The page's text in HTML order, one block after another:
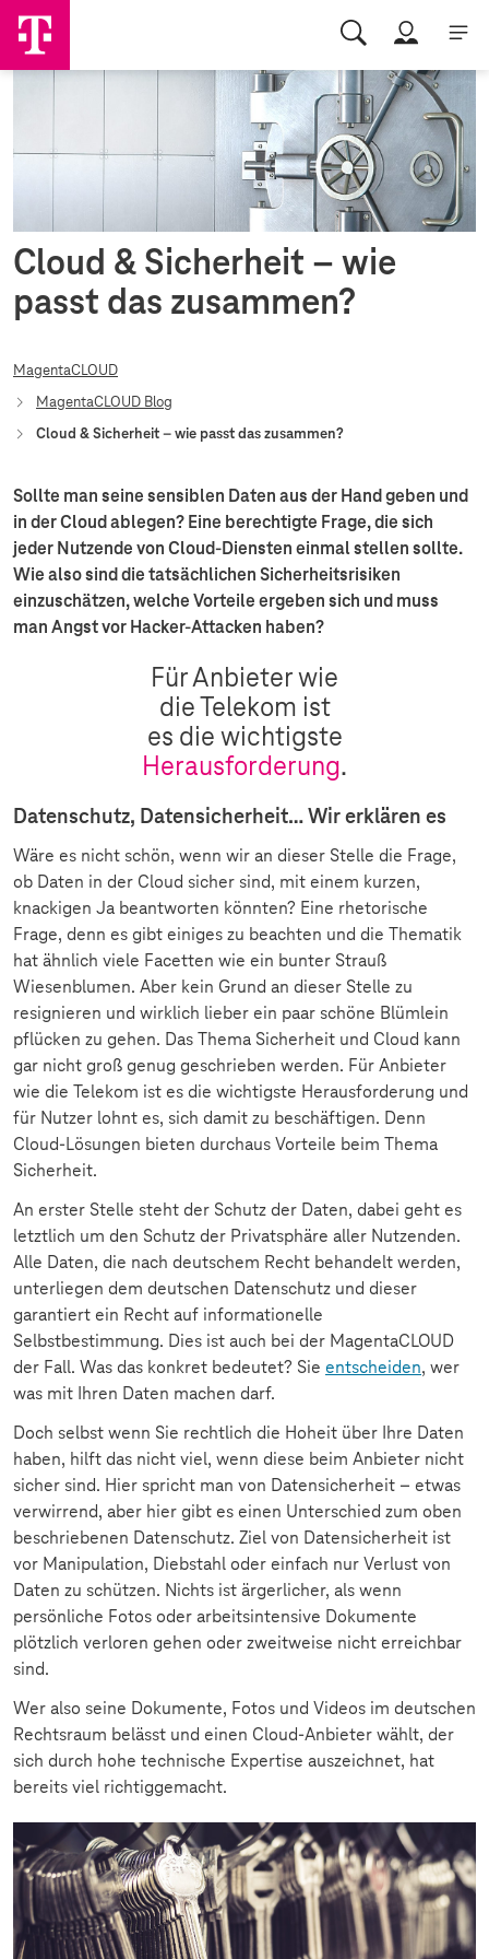
Cloud & Sicherheit –wie
passt das zusammen?
MagentaCLOUD
MagentaCLOUD Blog
Cloud & Sicherheit – wie passt das zusammen?
Sollte man seine sensiblen Daten aus der Hand geben und
in der Cloud ablegen? Eine berechtigte Frage, die sich
jeder Nutzende von Cloud-Diensten einmal stellen sollte.
Wie also sind die tatsächlichen Sicherheitsrisiken
einzuschätzen, welche Vorteile ergeben sich und muss
man Angst vor Hacker-Attacken haben?
Für Anbieter wie
die Telekom ist
es die wichtigste
Herausforderung.
Datenschutz, Datensicherheit… Wir erklären es
Wäre es nicht schön, wenn wir an dieser Stelle die Frage,
ob Daten in der Cloud sicher sind, mit einem kurzen,
knackigen Ja beantworten könnten? Eine rhetorische
Frage, denn es gibt einiges zu beachten und die Thematik
hat ähnlich viele Facetten wie ein bunter Strauß
Wiesenblumen. Aber kein Grund an dieser Stelle zu
resignieren und wirklich lieber ein paar schöne Blümlein
pflücken zu gehen. Das Thema Sicherheit und Cloud kann
gar nicht groß genug geschrieben werden. Für Anbieter
wie die Telekom ist es die wichtigste Herausforderung und
für Nutzer lohnt es, sich damit zu beschäftigen. Denn
Cloud-Lösungen bieten durchaus Vorteile beim Thema
Sicherheit.
An erster Stelle steht der Schutz der Daten, dabei geht es
letztlich um den Schutz der Privatsphäre aller Nutzenden.
Alle Daten, die nach deutschem Recht behandelt werden,
unterliegen dem deutschen Datenschutz und dieser
garantiert ein Recht auf informationelle
Selbstbestimmung. Dies ist auch bei der MagentaCLOUD
der Fall. Was das konkret bedeutet? Sie entscheiden, wer
was mit Ihren Daten machen darf.
Doch selbst wenn Sie rechtlich die Hoheit über Ihre Daten
haben, hilft das nicht viel, wenn diese beim Anbieter nicht
sicher sind. Hier spricht man von Datensicherheit – etwas
verwirrend, aber hier gibt es einen Unterschied zum oben
beschriebenen Datenschutz. Ziel von Datensicherheit ist
vor Manipulation, Diebstahl oder einfach nur Verlust von
Daten zu schützen. Nichts ist ärgerlicher, als wenn
persönliche Fotos oder arbeitsintensive Dokumente
plötzlich verloren gehen oder zweitweise nicht erreichbar
sind.
Wer also seine Dokumente, Fotos und Videos im deutschen
Rechtsraum belässt und einen Cloud-Anbieter wählt, der
sich durch hohe technische Expertise auszeichnet, hat
bereits viel richtiggemacht.